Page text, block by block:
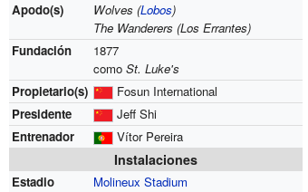
Apodo(s)
Wolves (Lobos)
The Wanderers (Los Errantes)
Fundación
1877
comoSt. Luke's
Propietario(s)
Fosun International
Presidente
Jeff Shi
Entrenador
Vítor Pereira
Instalaciones
Estadio
Molineux Stadium